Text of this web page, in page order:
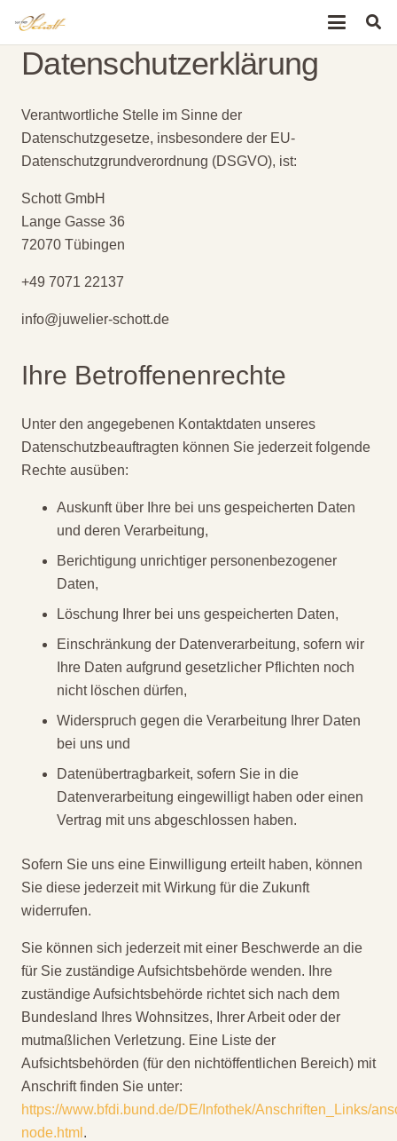
Datenschutzerklärung
Verantwortliche Stelle im Sinne der
Datenschutzgesetze, insbesondere der EU-
Datenschutzgrundverordnung (DSGVO), ist:
Schott GmbH
Lange Gasse 36
72070 Tübingen
+49 7071 22137
info@juwelier-schott.de
Ihre Betroffenenrechte
Unter den angegebenen Kontaktdaten unseres
Datenschutzbeauftragten können Sie jederzeit folgende
Rechte ausüben:
Auskunft über Ihre bei uns gespeicherten Daten
und deren Verarbeitung,
Berichtigung unrichtiger personenbezogener
Daten,
Löschung Ihrer bei uns gespeicherten Daten,
Einschränkung der Datenverarbeitung, sofern wir
Ihre Daten aufgrund gesetzlicher Pflichten noch
nicht löschen dürfen,
Widerspruch gegen die Verarbeitung Ihrer Daten
bei uns und
Datenübertragbarkeit, sofern Sie in die
Datenverarbeitung eingewilligt haben oder einen
Vertrag mit uns abgeschlossen haben.
Sofern Sie uns eine Einwilligung erteilt haben, können
Sie diese jederzeit mit Wirkung für die Zukunft
widerrufen.
Sie können sich jederzeit mit einer Beschwerde an die
für Sie zuständige Aufsichtsbehörde wenden. Ihre
zuständige Aufsichtsbehörde richtet sich nach dem
Bundesland Ihres Wohnsitzes, Ihrer Arbeit oder der
mutmaßlichen Verletzung. Eine Liste der
Aufsichtsbehörden (für den nichtöffentlichen Bereich) mit
Anschrift finden Sie unter:
https://www.bfdi.bund.de/DE/Infothek/Anschriften_Links/
node.html .